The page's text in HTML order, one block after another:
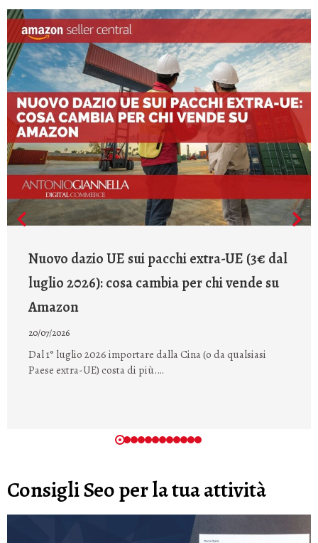
Nuovo dazio UE sui pacchi extra-UE (3€ dal
luglio 2026): cosa cambia per chi vende su
Amazon
20/07/2026
Dal 1° luglio 2026 importare dalla Cina (o da qualsiasi
Paese extra-UE) costa di più.…
Consigli Seo per la tua attività